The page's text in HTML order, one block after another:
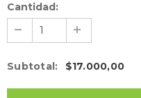
Cantidad:
Subtotal: $17.000,00